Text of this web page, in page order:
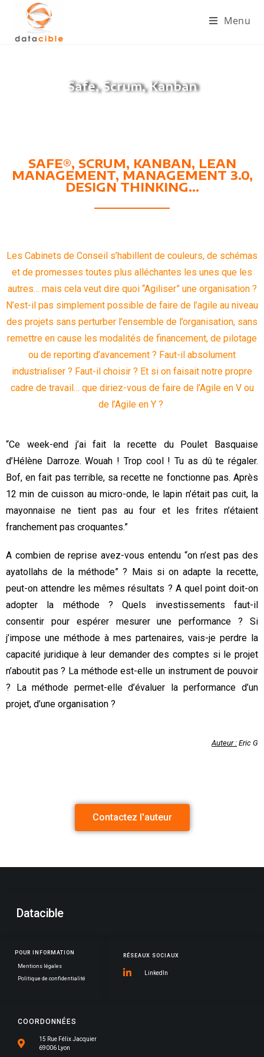
Menu
Safe, Scrum, Kanban
SAFE®, SCRUM, KANBAN, LEAN
MANAGEMENT, MANAGEMENT 3.0,
DESIGN THINKING...
Les Cabinets de Conseil s’habillent de couleurs, de schémas
et de promesses toutes plus alléchantes les unes que les
autres… mais cela veut dire quoi “Agiliser” une organisation ?
N’est-il pas simplement possible de faire de l’agile au niveau
des projets sans perturber l’ensemble de l’organisation, sans
remettre en cause les modalités de financement, de pilotage
ou de reporting d’avancement ? Faut-il absolument
industrialiser ? Faut-il choisir ? Et si on faisait notre propre
cadre de travail… que diriez-vous de faire de l’Agile en V ou
de l’Agile en Y ?
“Ce week-end j’ai fait la recette du Poulet Basquaise
d’Hélène Darroze. Wouah ! Trop cool ! Tu as dû te régaler.
Bof, en fait pas terrible, sa recette ne fonctionne pas. Après
12 min de cuisson au micro-onde, le lapin n’était pas cuit, la
mayonnaise ne tient pas au four et les frites n’étaient
franchement pas croquantes.”
A combien de reprise avez-vous entendu “on n’est pas des
ayatollahs de la méthode” ? Mais si on adapte la recette,
peut-on attendre les mêmes résultats ? A quel point doit-on
adopter la méthode ? Quels investissements faut-il
consentir pour espérer mesurer une performance ? Si
j’impose une méthode à mes partenaires, vais-je perdre la
capacité juridique à leur demander des comptes si le projet
n’aboutit pas ? La méthode est-elle un instrument de pouvoir
? La méthode permet-elle d’évaluer la performance d’un
projet, d’une organisation ?
Auteur : Eric G
Contactez l'auteur
COORDONNÉES
15 Rue Félix Jacquier
69006 Lyon
RÉSEAUX SOCIAUX
LinkedIn
POUR INFORMATION
Mentions légales
Politique de confidentialité
Datacible